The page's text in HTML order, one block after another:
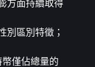
方面持續取得
別區別特徵；
僅佔總量的